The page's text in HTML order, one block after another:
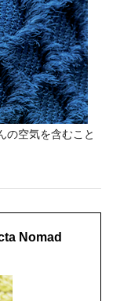
の空気を含むこと
Nomad